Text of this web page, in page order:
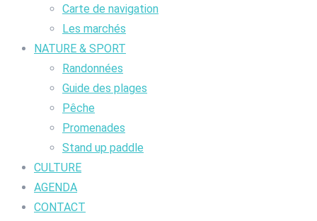
Carte de navigation
Les marchés
NATURE & SPORT
Randonnées
Guide des plages
Pêche
Promenades
Stand up paddle
CULTURE
AGENDA
CONTACT